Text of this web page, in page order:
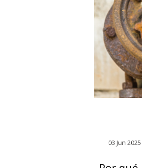
03 Jun 2025